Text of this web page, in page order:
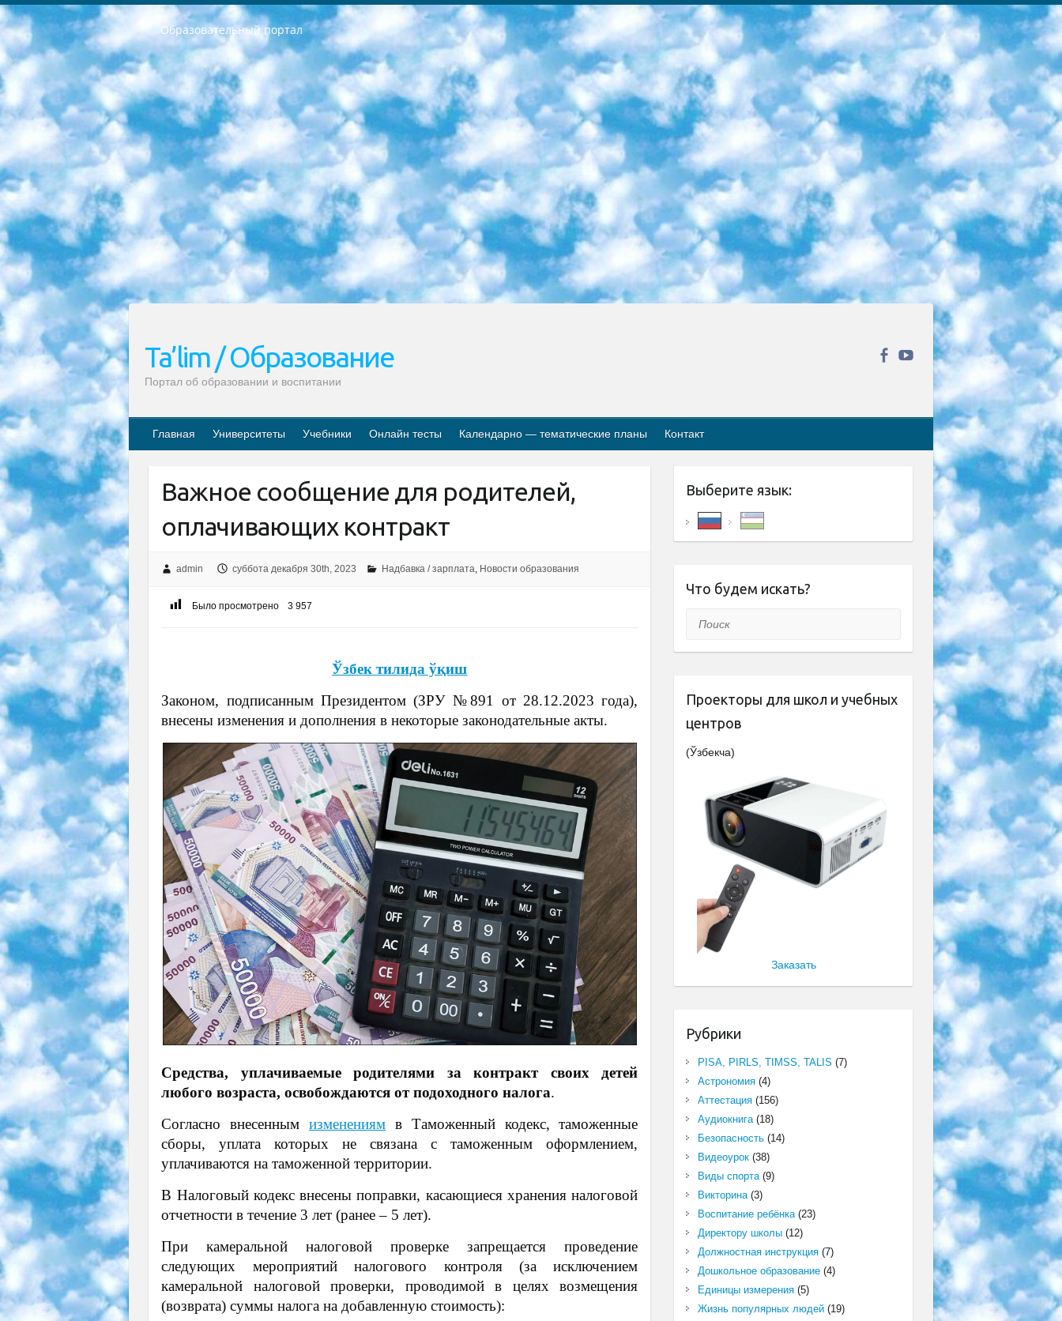
Образовательный портал
РЕСПУБЛИКА УЗБЕКИСТАН МИНИСТРЕРСТВО ДОШКОЛЬНОГО И ШКОЛЬНОГО ОБРАЗОВАНИЯ КОМАНДА в общеобразовательных учреждениях в 2023-2024 учебном году организация и проведение итоговой государственной аттестации обучающихся о Министра дошкольного и школьного образования Республики Узбекистан от 4 марта 2008 года (постановлением Минюста от 20 марта 2008 года № 1778 государственной регистрации) «Итоговое состояние учащихся общего среднего образования на основании положения об утверждении положения об аттестации общего среднего образования выпускной экзамен студентов в образовательных учреждениях в 2023-2024 учебном году В целях организации и прохождения аттестации приказываю: 1. Следующее: перечень предметов, по которым будет проводиться итоговая государственная аттестация и экзамен формы перевода согласно приложению 1; сертификаты международного образца, оценивающие уровень владения иностранными языками перечень согласно приложению 2; 2. Педагогический при специализированных образовательных учреждениях. научно-практический центр квалификации и международной оценки (Д.Давидова) 2024 г. До 25 марта: задания по предметам, по которым будет проводиться итоговая аттестация разработка и утверждение технических условий; итоговая аттестация на основании разработанного предметного задания разработка вопросов по предметам (устно и письменно), экзамен передача; общеобразовательные средние школы и специальные учебные заведения учащиеся выпускных классов школ и интернатов в агентской системе подготовка базы данных экзаменационных материалов и критериев оценки; перевод базы экзаменационных материалов на все языки обучения подать в Республиканский образовательный центр для изготовления; варианты экзаменов на основе разработанных контрольных материалов пусть будут поставлены задачи формирования. 3. Республиканский образовательный центр (Ш.Худайкулов) до 5 апреля 2024 года. до: база данных предоставленных экзаменационных материалов на все языки обучения перевод и экспертиза; для слепых, слабовидящих, глухих, слабослышащих и умственно отсталых детей учащиеся выпускных классов специализированных школ и школ-интернатов база данных экзаменационных материалов на всех преподаваемых языках подготовка критериев оценки; специализированные школы для умственно отсталых детей и технологии для учащихся выпускных классов школ-интернатов разработка соответствующих рекомендаций и критериев проведения ЕГЭ по естествознанию давать задания. 4. Педагогический при специализированных образовательных учреждениях. Научно-практический центр навыков и международной оценки (Д.Давидова), Республика образовательный центр (Худайкулов Ш.) итоговый государственный аттестационный экзамен ориентирован на творческое и логическое мышление при подготовке базы материалов учитывать введение заданий. 5. Следует отметить, что: сертификат государственного образца о знании общеобразовательного предмета и как минимум национальный уровень B1 по предметам на иностранных языках, указанным в Приложении 2. или международно признанный сертификат эквивалентного уровня студенты, изучающие определенный предмет, освобождаются от экзамена; по соответствующим предметам запланирована итоговая государственная аттестация за день до дня, путем жеребьевки Рабочей группой (в письменной форме по предметам, проводимым в форме) из числа сформированных вариантов выбрано 2 варианта; 2 выбранных варианта экзамена анонсированы на официальном сайте министерства и все выпускники по всей стране на основе этих вариантов проводит итоговую государственную аттестацию. 6. Государственное образование учащихся средних общеобразовательных учреждений. знания в соответствии с квалификационными требованиями, которые необходимо приобрести на основании стандартов итоговый (выпускной) контроль для 9 и 11 классов в целях тестирования Экзамены (далее – экзамены) состоят из предметов, перечисленных в приложении 1. будет сделано. 7. Экзамены пройдут с 26 мая по 15 июня 2024 г. (кроме науки физического воспитания). 8. Физическая для учащихся 9 классов общесредних образовательных учреждений. Экзамены по предмету «Образование, квалификация медицина» 1-6 мая 2024 года. сотрудники перевести под присмотр (с отклонениями в физическом или умственном развитии) специализированная школа для детей, школы-интернаты и со сколиозом школы-интернаты санаторного типа для больных детей исключены). 9. Он был слепым, слабовидящим и имел нарушения опорно-двигательного аппарата. экзамены в специализированных школах и интернатах для детей должны проводиться исходя из требований, предъявляемых к общеобразовательным учреждениям (физкультура кроме науки). 10. Специализированная школа для глухих и слабослышащих детей. и экзамены в интернатах и быть реализован в виде письменного теста по математике. 11. Специальность для умственно отсталых детей. Для 9 класса Родной язык и литературное письмо Государственный язык (язык обучения – узбекский). для неклассов) написано Математическое письмо Письменная/устная история Узбекистана Физическое воспитание практично Итоговый контроль Для 11 класса Написание родного языка и литературы (эссе) Математическое письмо Узбекский язык (обучение на узбекском языке) не посещающее общее среднее образование для учреждений)/Образовательное учреждение выбор письменный и устный Иностранный язык письменный/устный Письменная/устная история Узбекистана *По выбору студента:  Химия  Физика  Основы государственного права  География 10 бесплатных образовательных ресурсов - Мы составили подборку онлайн-проектов с интерактивными упражнениями, видеолекциями и статьями. Они помогут вам обрести новые и освежить старые знания бесплатно. 1. «ИНТУИТ» Старейшая образовательная площадка Рунета. Здесь вы найдёте сотни текстовых и видеокурсов на десятки различных тем — от программирования до психологии. Многие курсы подготовлены российскими университетами и крупными международными компаниями вроде Intel и Microsoft. Самостоятельное обучение бесплатное, но желающие могут оплатить услуги персональных наставников. 2. «Смартия» знакомит с актуальными профессиями и подсказывает, как им обучаться. Выбрав заинтересовавшую вас специальность — SMM-специалист, фотограф, веб-дизайнер или другую, — увидите список необходимых для неё умений. Чтобы вы могли освоить их самостоятельно, для каждого умения площадка отображает подборку ссылок на учебные материалы. Хотя «Смартия» ориентируется на русскоязычную аудиторию, часть контента всё же доступна только на английском. 3. «Лекторий Физтеха» Проект Московского физико-технического института (Физтеха). С его помощью вы можете смотреть онлайн серии лекций, записанные на видео в этом вузе. В числе доступных предметов — физика, биология, химия, информационные технологии и другие. К некоторым лекциям администрация ресурса прилагает готовые конспекты, которые можно скачивать в PDF-формате. 4. ITMOcourses Онлайн-площадка Санкт-Петербургского национального исследовательского университета информационных технологий, механики и оптики (ИТМО). Ресурс предоставляет свободный доступ к курсам, разработанным в этом вузе. Каталог материалов разбит на четыре категории: «Оптические системы и технологии», «Приборостроение и робототехника», «Информационные технологии» и «Биотехнологии». Курсы состоят из видеолекций, интерактивных демонстраций и заданий. 5. «КиберЛенинка» Электронная научная библиотека открытого доступа. Каталог площадки регулярно обрастает текстами статей из различных научных изданий. Сгруппированные по журналам и рубрикам публикации можно читать онлайн или скачивать целиком в PDF-формате. Проект нацелен на популяризацию науки за счёт открытого доступа к качественной информации. 6. «ПостНаука» На этом ресурсе публикуют подборки видеолекций, составленные экспертами из разных отраслей и объединённые общими темами. Среди них, к примеру, есть серии «Биоинформатика и геномика», «Культура средневековой Скандинавии» и Cinema Studies о теории кино. Каждая подборка лекций — логически связанная история, рассказанная экспертом от первого лица. Кроме того, на сайте появляются научно-образовательные статьи и тесты на разные темы. 7. «Newочём» Команда проекта «Newочём» отбирает самые интересные тексты из англоязычных СМИ и переводит те из них, за которые голосуют участники сообщества «ВКонтакте». По большей части это научно-популярные статьи. Редакторы придумывают лишь заголовки, в остальном содержание переводов соответствует оригиналам. Полные тексты можно читать прямо в социальной сети. 8. InternetUrok Онлайн-база материалов по основным дисциплинам школьной программы. Информация на сайте структурирована по классам, предметам и темам (урокам). Каждый урок состоит из видеолекций и конспектов. Есть также интерактивные тренажёры и тесты для закрепления пройденного материала. Даже если вы давно окончили школу, возможность повторить программу старших классов всегда может пригодиться. 9. Edutainme Ещё один ресурс об образовании. В отличие от Newtonew, как мне кажется, Edutainme больше ориентируется на представителей индустрии: педагогов, предпринимателей, разработчиков образовательных проектов. Но и любой, кто просто стремится к саморазвитию, найдёт на сайте много полезного и интересного для себя. Например, информацию о новых курсах и образовательных сервисах. 10. Newtonew Онлайн-медиа об образовании и обучении в широком смысле. Авторы Newtonew пишут об инструментах, заведениях, тактиках и стратегиях, которые помогают учить других и получать новые знания самостоятельно. На этой площадке вы найдёте новости, обзоры, аналитические мат
Ta’lim / Образование
Портал об образовании и воспитании
Главная Университеты Учебники Онлайн тесты Календарно — тематические планы Контакт
Важное сообщение для родителей,
оплачивающих контракт
admin суббота декабря 30th, 2023 Надбавка / зарплата, Новости образования
Было просмотрено 3 957
Ўзбек тилида ўқиш
Законом, подписанным Президентом (ЗРУ №891 от 28.12.2023 года),
внесены изменения и дополнения в некоторые законодательные акты.
Средства, уплачиваемые родителями за контракт своих детей
любого возраста, освобождаются от подоходного налога.
Согласно внесенным изменениям в Таможенный кодекс, таможенные
сборы, уплата которых не связана с таможенным оформлением,
уплачиваются на таможенной территории.
В Налоговый кодекс внесены поправки, касающиеся хранения налоговой
отчетности в течение 3 лет (ранее – 5 лет).
При камеральной налоговой проверке запрещается проведение
следующих мероприятий налогового контроля (за исключением
камеральной налоговой проверки, проводимой в целях возмещения
(возврата) суммы налога на добавленную стоимость):
Выберите язык:
Что будем искать?
Поиск
Проекторы для школ и учебных
центров
(Ўзбекча)
Заказать
Рубрики
PISA, PIRLS, TIMSS, TALIS (7)
Астрономия(4)
Аттестация(156)
Аудиокнига(18)
Безопасность(14)
Видеоурок(38)
Виды спорта(9)
Викторина(3)
Воспитание ребёнка(23)
Директору школы(12)
Должностная инструкция(7)
Дошкольное образование(4)
Единицы измерения(5)
Жизнь популярных людей(19)